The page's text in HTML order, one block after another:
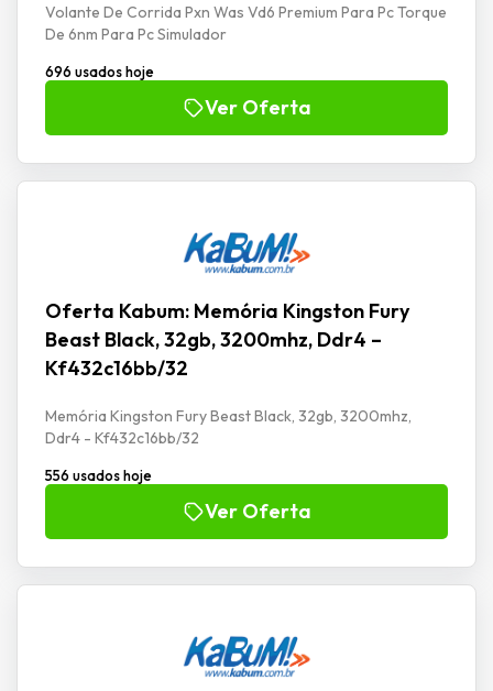
Volante De Corrida Pxn Was Vd6 Premium Para Pc Torque
De 6nm Para Pc Simulador
696 usados hoje
Ver Oferta
Oferta Kabum: Memória Kingston Fury
Beast Black, 32gb, 3200mhz, Ddr4 –
Kf432c16bb/32
Memória Kingston Fury Beast Black, 32gb, 3200mhz,
Ddr4 - Kf432c16bb/32
556 usados hoje
Ver Oferta